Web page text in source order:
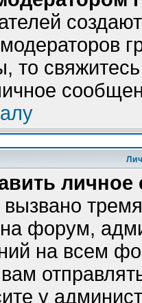
то
форум,
на всем
у